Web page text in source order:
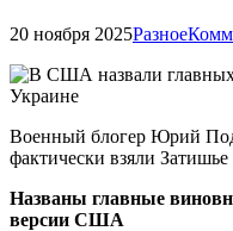
20 ноября 2025Разное
Военный блогер Юрий
фактически взяли
Названы главные
версии США